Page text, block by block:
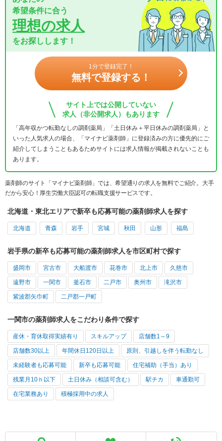
希望条件に合う
理想の求人
をお探しします！
1分で登録完了！
無料で登録する！
サイト上では公開していない
求人（非公開求人）もあります
「高年収かつ転勤なしの調剤薬局」「土日休み＋平日休みの調剤薬局」と
いった人気求人の場合、「マイナビ薬剤師」に登録済みの方に優先的にご
紹介してしまうこともあるためサイトには求人情報が掲載されないことも
あります。
薬剤師のサイト「マイナビ薬剤師」では、希望通りの求人を無料でご紹介。大手
だから安心！厚生労働大臣認可の転職支援サービスです。
北海道・東北エリアで新卒も応募可能の薬剤師求人を探す
北海道 青森 岩手 宮城 秋田 山形 福島
岩手県の新卒も応募可能の薬剤師求人を市区町村で探す
盛岡市 宮古市 大船渡市 花巻市 北上市 久慈市
遠野市 一関市 釜石市 二戸市 奥州市 滝沢市
紫波郡矢巾町 二戸郡一戸町
一関市の薬剤師求人をこだわり条件で探す
産休・育休取得実績有り スキルアップ 店舗数1～9
店舗数30以上 年間休日120日以上 原則、引越しを伴う転勤なし
未経験者も応募可能 新卒も応募可能 住宅補助（手当）あり
残業月10ｈ以下 土日休み（相談可含む） 駅チカ 車通勤可
在宅業務あり 積極採用中の求人